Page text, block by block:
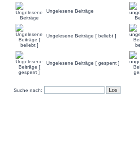
Ungelesene Beiträge
Ungelesene Beiträge [ beliebt ]
Ungelesene Beiträge [ gesperrt ]
Suche nach: